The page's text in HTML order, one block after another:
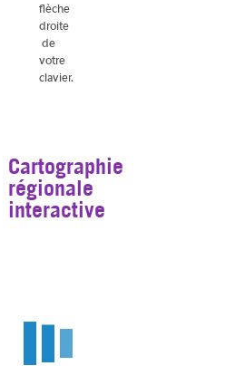
flèche
droite
de
votre
clavier.
Cartographie
régionale
interactive